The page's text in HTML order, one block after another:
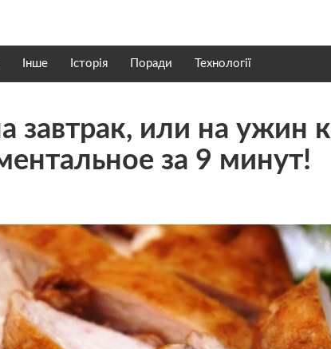
Інше Історія Поради Технології
завтрак, или на ужин к
за 9 минут!